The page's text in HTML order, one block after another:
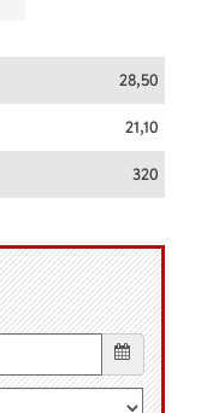
28,50
21,10
320